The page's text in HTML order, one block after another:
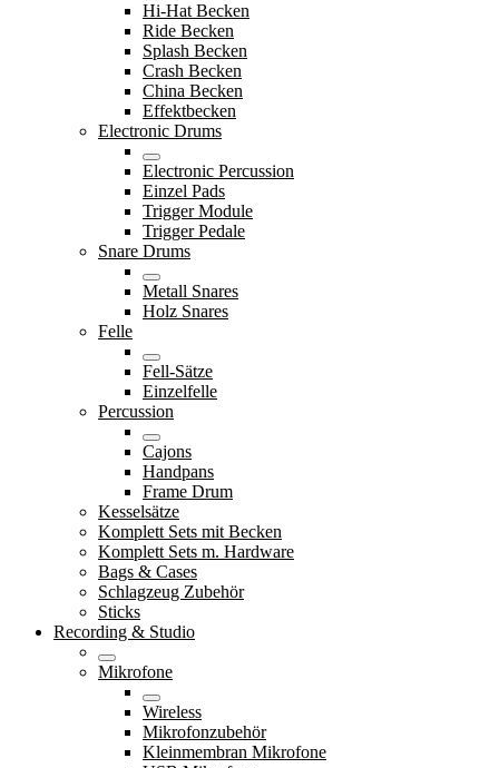
Hi-Hat Becken
Ride Becken
Splash Becken
Crash Becken
China Becken
Effektbecken
Electronic Drums
Electronic Percussion
Einzel Pads
Trigger Module
Trigger Pedale
Snare Drums
Metall Snares
Holz Snares
Felle
Fell-Sätze
Einzelfelle
Percussion
Cajons
Handpans
Frame Drum
Kesselsätze
Komplett Sets mit Becken
Komplett Sets m. Hardware
Bags & Cases
Schlagzeug Zubehör
Sticks
Recording & Studio
Mikrofone
Wireless
Mikrofonzubehör
Kleinmembran Mikrofone